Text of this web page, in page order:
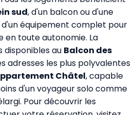
sud, d'un balcon ou d'une
équipement complet pour
en toute autonomie. La
disponibles au Balcon des
adresses les plus polyvalentes
Châtel, capable
d'un voyageur solo comme
Pour découvrir les